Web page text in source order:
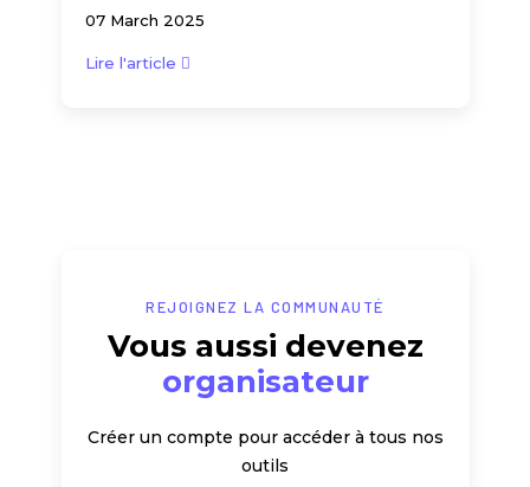
07 March 2025
Lire l'article
REJOIGNEZ LA COMMUNAUTÉ
Vous aussi devenez
organisateur
Créer un compte pour accéder à tous nos
outils